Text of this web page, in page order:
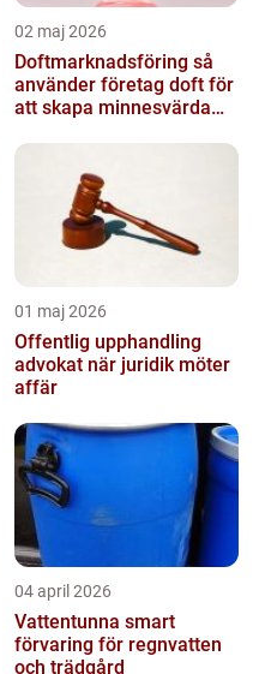
02 maj 2026
Doftmarknadsföring så
använder företag doft för
att skapa minnesvärda
01 maj 2026
Offentlig upphandling
advokat när juridik möter
affär
04 april 2026
Vattentunna smart
förvaring för regnvatten
och trädgård